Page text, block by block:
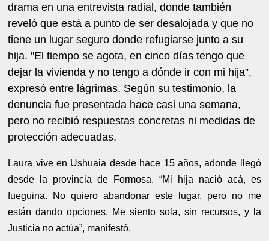
drama en una entrevista radial, donde también
reveló que está a punto de ser desalojada y que no
tiene un lugar seguro donde refugiarse junto a su
hija. "El tiempo se agota, en cinco días tengo que
dejar la vivienda y no tengo a dónde ir con mi hija”,
expresó entre lágrimas. Según su testimonio, la
denuncia fue presentada hace casi una semana,
pero no recibió respuestas concretas ni medidas de
protección adecuadas.
Laura vive en Ushuaia desde hace 15 años, adonde llegó
desde la provincia de Formosa. “Mi hija nació acá, es
fueguina. No quiero abandonar este lugar, pero no me
están dando opciones. Me siento sola, sin recursos, y la
Justicia no actúa”, manifestó.